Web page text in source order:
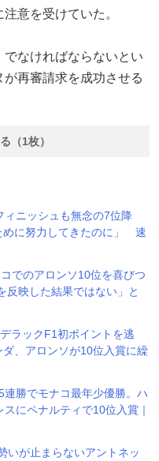
意を受けていた。
なければならないとい
再審請求を成功させる
（1枚）
ニッシュも無念の7位降
めに努力してきたのに」 速
でのアロンソ10位を喜びつ
反映した結果ではない」と
ラックF1初ポイントを逃
、アロンソが10位入賞に繰
勝でモナコ最年少優勝。ハ
にペナルティで10位入賞｜
が止まらないアントネッ